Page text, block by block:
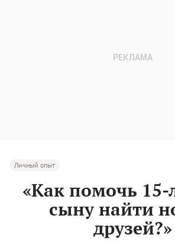
Личный опыт
«Как помочь 15-
сыну найти
друзей?»